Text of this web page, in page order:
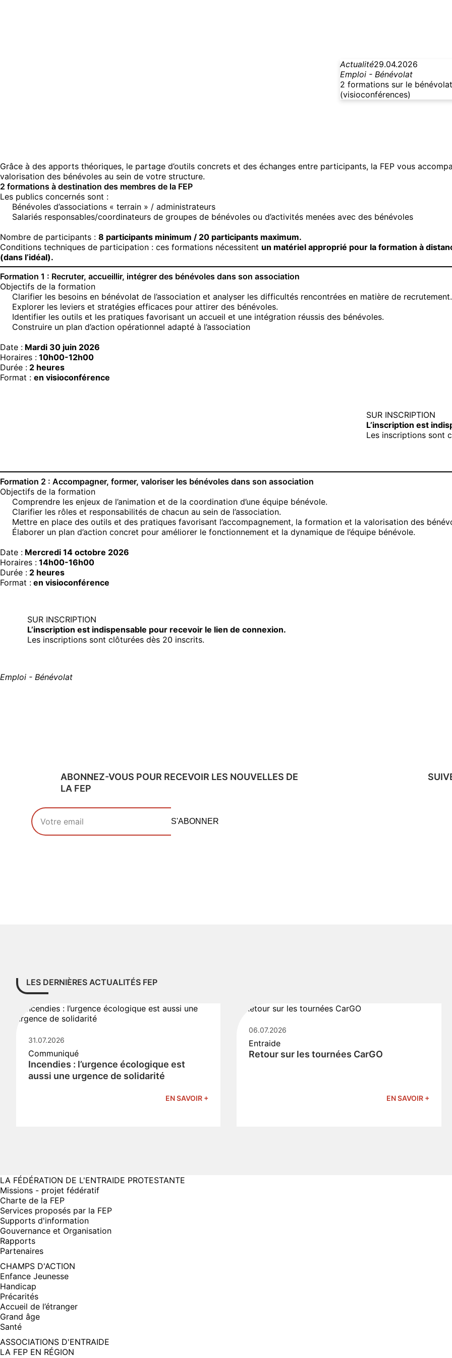
Actualité29.04.2026
Emploi - Bénévolat
2 formations sur le
(visioconférences)
Grâce à des apports théoriques, le partage d’outils concrets et des échanges entre participants, la FEP vous
valorisation des bénévoles au sein de votre structure.
2 formations à destination des membres de la FEP
Les publics concernés sont :
Bénévoles d’associations « terrain » / administrateurs
Salariés responsables/coordinateurs de groupes de bénévoles ou d’activités menées avec des bénévoles
Nombre de participants : 8 participants minimum / 20 participants maximum.
Conditions techniques de participation : ces formations nécessitent un matériel approprié pour la formation à
(dans l’idéal).
Formation 1 : Recruter, accueillir, intégrer des bénévoles dans son association
Objectifs de la formation
Clarifier les besoins en bénévolat de l’association et analyser les difficultés rencontrées en matière de recrutement.
Explorer les leviers et stratégies efficaces pour attirer des bénévoles.
Identifier les outils et les pratiques favorisant un accueil et une intégration réussis des bénévoles.
Construire un plan d’action opérationnel adapté à l’association
Date : Mardi 30 juin 2026
Horaires : 10h00-12h00
Durée : 2 heures
Format : en visioconférence
SUR INSCRIPTION
L’inscription est
Les inscriptions sont
Formation 2 : Accompagner, former, valoriser les bénévoles dans son association
Objectifs de la formation
Comprendre les enjeux de l’animation et de la coordination d’une équipe bénévole.
Clarifier les rôles et responsabilités de chacun au sein de l’association.
Mettre en place des outils et des pratiques favorisant l’accompagnement, la formation et la valorisation des
Élaborer un plan d’action concret pour améliorer le fonctionnement et la dynamique de l’équipe bénévole.
Date : Mercredi 14 octobre 2026
Horaires : 14h00-16h00
Durée : 2 heures
Format : en visioconférence
SUR INSCRIPTION
L’inscription est indispensable pour recevoir le lien de connexion.
Les inscriptions sont clôturées dès 20 inscrits.
Emploi - Bénévolat
ABONNEZ-VOUS POUR RECEVOIR LES NOUVELLES DE
LA FEP
Votre adresse email
S'ABONNER
LES DERNIÈRES ACTUALITÉS FEP
31.07.2026
Communiqué
Incendies : l’urgence écologique est
aussi une urgence de solidarité
EN SAVOIR +
06.07.2026
Entraide
Retour sur les tournées CarGO
EN SAVOIR +
LA FÉDÉRATION DE L'ENTRAIDE PROTESTANTE
Missions - projet fédératif
Charte de la FEP
Services proposés par la FEP
Supports d'information
Gouvernance et Organisation
Rapports
Partenaires
CHAMPS D'ACTION
Enfance Jeunesse
Handicap
Précarités
Accueil de l’étranger
Grand âge
Santé
ASSOCIATIONS D'ENTRAIDE
LA FEP EN RÉGION